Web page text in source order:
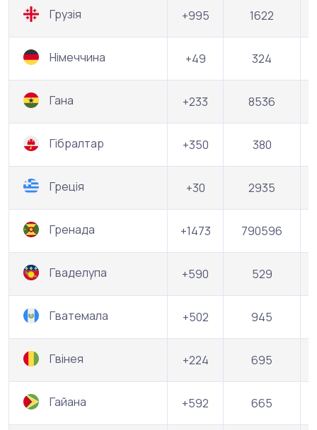
Грузія +995 1622
Німеччина +49 324
Гана +233 8536
Гібралтар +350 380
Греція +30 2935
Гренада +1473 790596
Гваделупа +590 529
Гватемала +502 945
Гвінея +224 695
Гайана +592 665